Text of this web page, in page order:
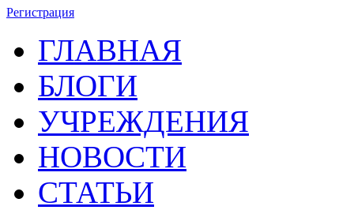
Регистрация
ГЛАВНАЯ
БЛОГИ
УЧРЕЖДЕНИЯ
НОВОСТИ
СТАТЬИ